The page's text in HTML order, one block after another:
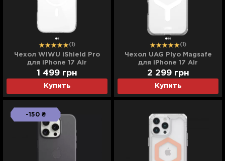
(1)
Чехол WIWU iShield Pro
для iPhone 17 Air
(Transparent)
Купить
1 499 грн
(1)
Чехол UAG Plyo Magsafe
для iPhone 17 Air
(Ice/White)
Купить
2 299 грн
-150 ₴